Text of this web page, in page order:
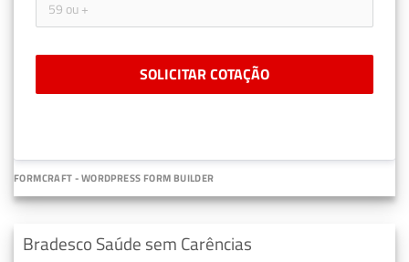
SOLICITAR COTAÇÃO
FORMCRAFT - WORDPRESS FORM BUILDER
Bradesco Saúde sem Carências